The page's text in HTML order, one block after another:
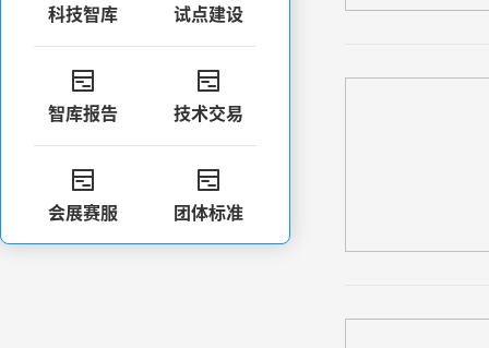
科技智库 试点建设

智库报告

技术交易

会展赛服

团体标准